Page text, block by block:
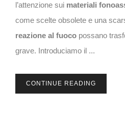
l’attenzione sui materiali
come scelte obsolete e una
reazione al fuoco possano
grave. Introduciamo il ...
CONTINUE READING